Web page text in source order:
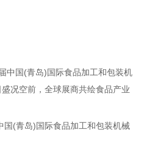
中国(青岛)国际食品加工和包装机
况空前，全球展商共绘食品产业
国(青岛)国际食品加工和包装机械